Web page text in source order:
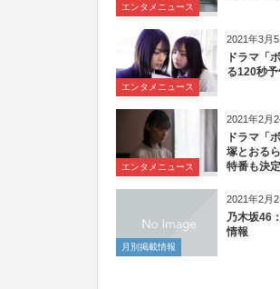
エンタメニュース
2021年3月5
エンタメニュース
ドラマ「
る120秒
2021年2月
エンタメニュース
ドラマ「
塚とおる
特番も決定
2021年2月2
月別掲載情報
乃木坂46
情報